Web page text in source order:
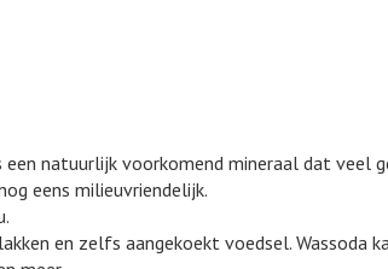
natuurlijk voorkomend mineraal dat veel
eens milieuvriendelijk.
en zelfs aangekoekt voedsel. Wassoda